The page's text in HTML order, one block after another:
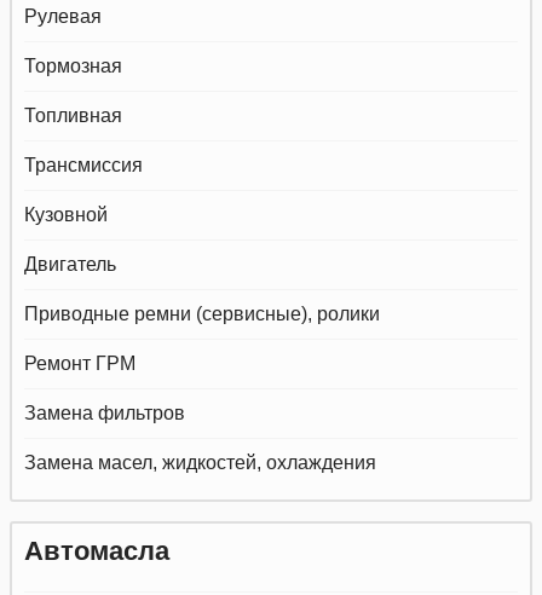
Рулевая
Тормозная
Топливная
Трансмиссия
Кузовной
Двигатель
Приводные ремни (сервисные), ролики
Ремонт ГРМ
Замена фильтров
Замена масел, жидкостей, охлаждения
Автомасла